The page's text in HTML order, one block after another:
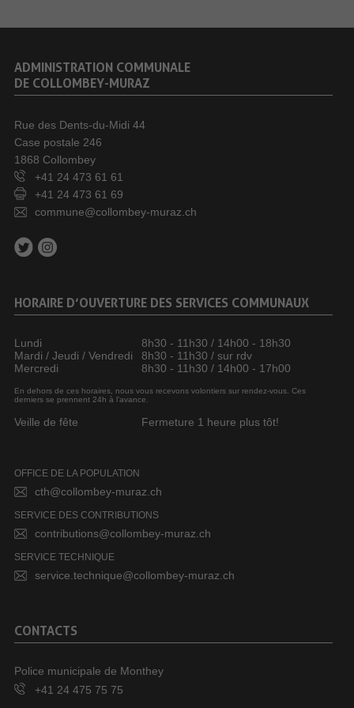
ADMINISTRATION COMMUNALE
DE COLLOMBEY-MURAZ
Rue des Dents-du-Midi 44
Case postale 246
1868 Collombey
+41 24 473 61 61
+41 24 473 61 69
commune@collombey-muraz.ch
HORAIRE D’OUVERTURE DES SERVICES COMMUNAUX
Lundi
8h30 - 11h30 / 14h00 - 18h30
Mardi / Jeudi / Vendredi
8h30 - 11h30 / sur rdv
Mercredi
8h30 - 11h30 / 14h00 - 17h00
En dehors de ces horaires, nous vous recevons volontiers sur rendez-vous. Ces
derniers se prennent 24h à l’avance.
Veille de fête Fermeture 1 heure plus tôt!
OFFICE DE LA POPULATION
cth@collombey-muraz.ch
SERVICE DES CONTRIBUTIONS
contributions@collombey-muraz.ch
SERVICE TECHNIQUE
service.technique@collombey-muraz.ch
CONTACTS
Police municipale de Monthey
+41 24 475 75 75